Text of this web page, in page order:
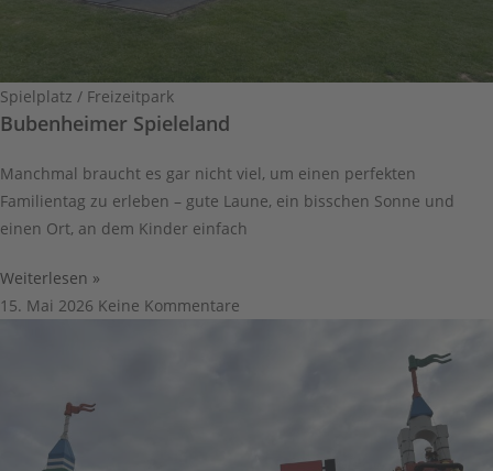
Spielplatz / Freizeitpark
Bubenheimer Spieleland
Manchmal braucht es gar nicht viel, um einen perfekten
Familientag zu erleben – gute Laune, ein bisschen Sonne und
einen Ort, an dem Kinder einfach
Weiterlesen »
15. Mai 2026 Keine Kommentare